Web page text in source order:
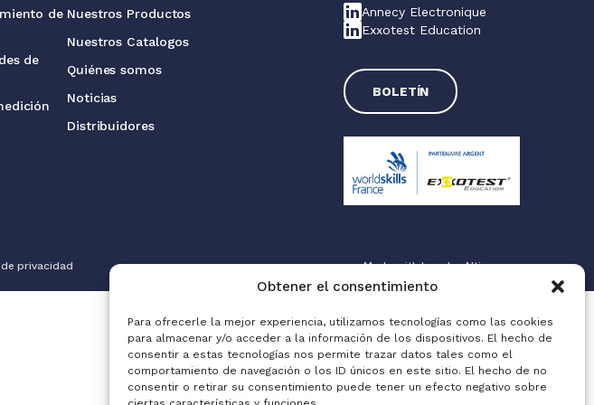
Obtener el consentimiento
Para ofrecerle la mejor experiencia, utilizamos tecnologías como las cookies
para almacenar y/o acceder a la información de los dispositivos. El hecho de
consentir a estas tecnologías nos permite trazar datos tales como el
comportamiento de navegación o los ID únicos en este sitio. El hecho de no
consentir o retirar su consentimiento puede tener un efecto negativo sobre
de
de
Nuestros Productos
Nuestros Catalogos
Quiénes somos
Noticias
Distribuidores
Annecy Electronique
Exxotest Education
BOLETÍN
privacidad Made with love byAltimax